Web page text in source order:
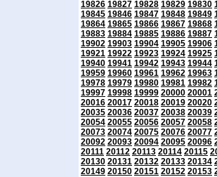
19826 19827 19828 19829 19830
19845 19846 19847 19848 19849
19864 19865 19866 19867 19868
19883 19884 19885 19886 19887
19902 19903 19904 19905 19906
19921 19922 19923 19924 19925
19940 19941 19942 19943 19944
19959 19960 19961 19962 19963
19978 19979 19980 19981 19982
19997 19998 19999 20000 20001
20016 20017 20018 20019 20020
20035 20036 20037 20038 20039
20054 20055 20056 20057 20058
20073 20074 20075 20076 20077
20092 20093 20094 20095 20096
20111 20112 20113 20114 20115
20130 20131 20132 20133 20134
20149 20150 20151 20152 20153